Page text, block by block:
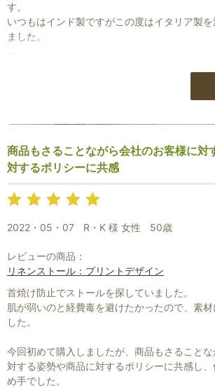
す。
いつもはインド製ですがこの度はイタリア製
ました。
商品もさることながら会社のお客様に対
対するポリシーに共感
2022・05・07 R・K 様 女性 50歳
レビューの商品：
リネンストール：プリントデザイン
首焼け防止でストールを探していました。
肌が弱いのと経費毒を避けたかったので、素
した。
今回初めて購入しましたが、商品もさること
対する姿勢や商品に対するポリシーに共感し
め手でした。